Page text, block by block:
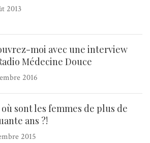
2013
moi avec une interview
Médecine Douce
2016
où sont les femmes de plus de
ans ?!
2015